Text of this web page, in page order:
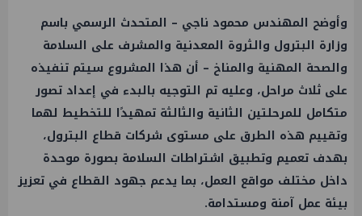
وأوضح المهندس محمود ناجي – المتحدث الرسمي باسم
وزارة البترول والثروة المعدنية والمشرف على السلامة
والصحة المهنية والمناخ – أن هذا المشروع سيتم تنفيذه
على ثلاث مراحل، وعليه تم التوجيه بالبدء في إعداد تصور
متكامل للمرحلتين الثانية والثالثة تمهيدًا للتخطيط لهما
وتقييم هذه الطرق على مستوى شركات قطاع البترول،
بهدف تعميم وتطبيق اشتراطات السلامة بصورة موحدة
داخل مختلف مواقع العمل، بما يدعم جهود القطاع في تعزيز
بيئة عمل آمنة ومستدامة.